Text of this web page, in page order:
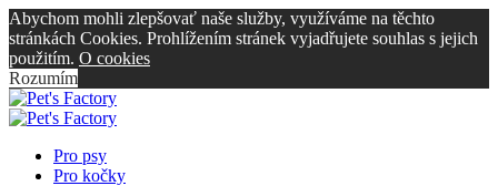
Abychom mohli zlepšovať naše služby, využíváme na těchto
stránkách Cookies. Prohlížením stránek vyjadřujete souhlas s jejich
použitím. O cookies
Rozumím
Pro psy
Pro kočky